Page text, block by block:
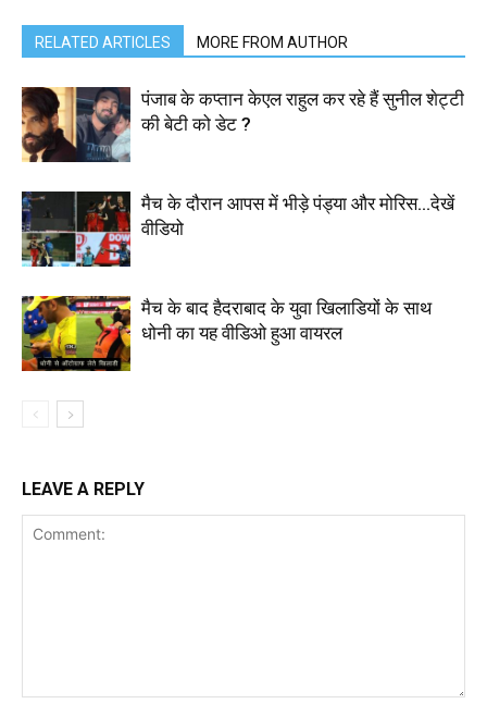
RELATED ARTICLES MORE FROM AUTHOR
पंजाब के कप्तान केएल राहुल कर रहे हैं सुनील शेट्टी
की बेटी को डेट ?
मैच के दौरान आपस में भीड़े पंड्या और मोरिस…देखें
वीडियो
मैच के बाद हैदराबाद के युवा खिलाडियों के साथ
धोनी का यह वीडिओ हुआ वायरल
LEAVE A REPLY